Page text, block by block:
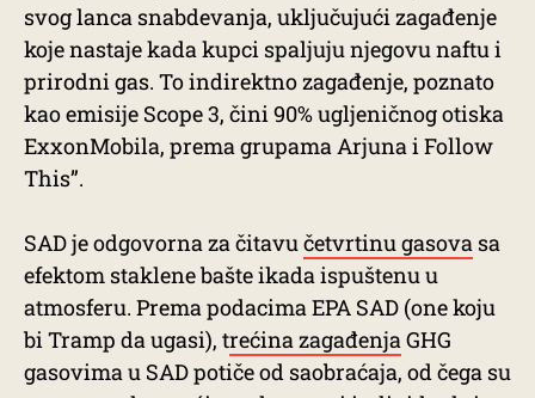
svog lanca snabdevanja, uključujući zagađenje
koje nastaje kada kupci spaljuju njegovu naftu i
prirodni gas. To indirektno zagađenje, poznato
kao emisije Scope 3, čini 90% ugljeničnog otiska
ExxonMobila, prema grupama Arjuna i Follow
This”.
SAD je odgovorna za čitavu četvrtinu gasova sa
efektom staklene bašte ikada ispuštenu u
atmosferu. Prema podacima EPA SAD (one koju
bi Tramp da ugasi), trećina zagađenja GHG
gasovima u SAD potiče od saobraćaja, od čega su